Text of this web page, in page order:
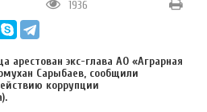
1936
арестован экс-глава АО «Аграрная
Сарыбаев, сообщили
коррупции